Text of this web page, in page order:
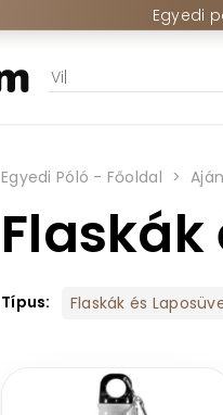
Egyedi
Egyedi Póló - Főoldal
Flaskák
Típus: Flaskák és